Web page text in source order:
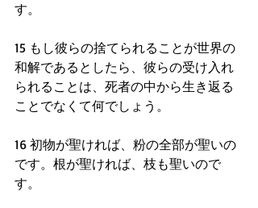
す。
15 もし彼らの捨てられることが世界の
和解であるとしたら、彼らの受け入れ
られることは、死者の中から生き返る
ことでなくて何でしょう。
16 初物が聖ければ、粉の全部が聖いの
です。根が聖ければ、枝も聖いので
す。